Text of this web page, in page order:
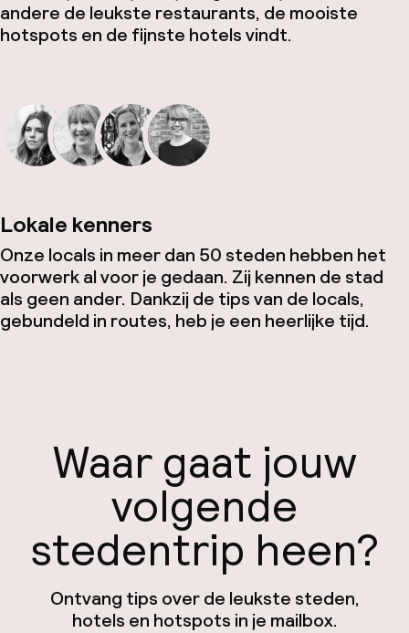
andere de leukste restaurants, de mooiste
hotspots en de fijnste hotels vindt.
Lokale kenners
Onze locals in meer dan 50 steden hebben het
voorwerk al voor je gedaan. Zij kennen de stad
als geen ander. Dankzij de tips van de locals,
gebundeld in routes, heb je een heerlijke tijd.
Waar gaat jouw
volgende
stedentrip heen?
Ontvang tips over de leukste steden,
hotels en hotspots in je mailbox.